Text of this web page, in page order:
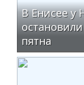
В Енисее у
пятна